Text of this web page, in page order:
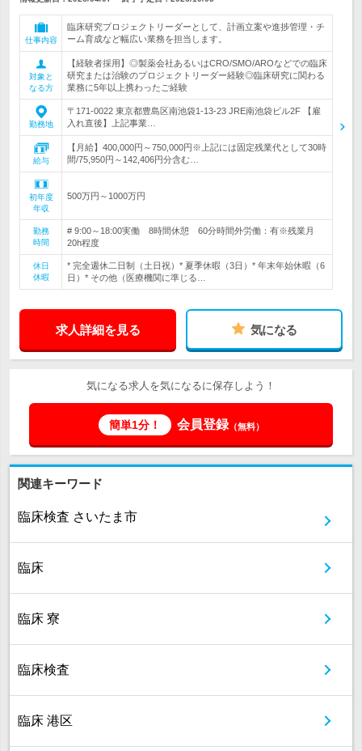
仕事内容
臨床研究プロジェクトリーダーとして、計画立案や進捗管理・チ
ーム育成など幅広い業務を担当します。
対象と
なる方
【経験者採用】◎製薬会社あるいはCRO/SMO/AROなどでの臨床
研究または治験のプロジェクトリーダー経験◎臨床研究に関わる
業務に5年以上携わったご経験
勤務地
〒171-0022 東京都豊島区南池袋1-13-23 JRE南池袋ビル2F 【雇
入れ直後】上記事業…
給与
【月給】400,000円～750,000円※上記には固定残業代として30時
間/75,950円～142,406円分含む…
初年度
年収
500万円～1000万円
勤務
時間
# 9:00～18:00実働 8時間休憩 60分時間外労働：有※残業月
20h程度
休日
休暇
* 完全週休二日制（土日祝）* 夏季休暇（3日）* 年末年始休暇（6
日）* その他（医療機関に準じる…
求人詳細を見る 気になる
気になる求人を気になるに保存しよう！
簡単1分！ 会員登録（無料）
関連キーワード
臨床検査 さいたま市
臨床
臨床 寮
臨床検査
臨床 港区